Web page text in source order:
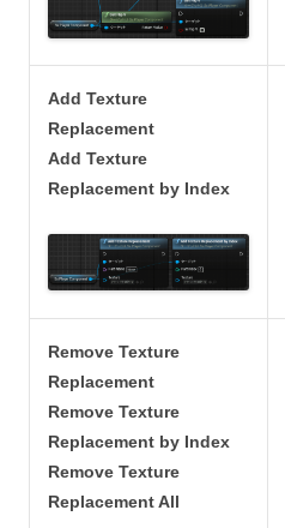
Add Texture
Replacement
Add Texture
Replacement by Index
Remove Texture
Replacement
Remove Texture
Replacement by Index
Remove Texture
Replacement All